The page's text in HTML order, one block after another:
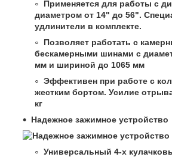
Применяется для работы с
диаметром от 14" до 56".
удлинители в комплекте.
Позволяет работать с
бескамерными шинами с
мм и шириной до 1065 мм
Эффективен при работе с
жестким бортом. Усилие
кг
Надежное зажимное устройство
Универсальный 4-х